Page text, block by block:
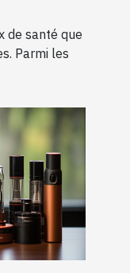
de santé que
Parmi les